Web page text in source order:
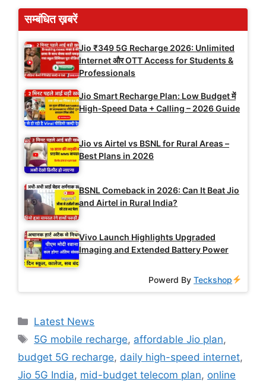
सम्बंधित ख़बरें
Jio ₹349 5G Recharge 2026: Unlimited
Internet और OTT Access for Students &
Professionals
Jio Smart Recharge Plan: Low Budget में
High‑Speed Data + Calling – 2026 Guide
Jio vs Airtel vs BSNL for Rural Areas –
Best Plans in 2026
BSNL Comeback in 2026: Can It Beat Jio
and Airtel in Rural India?
Vivo Launch Highlights Upgraded
Imaging and Extended Battery Power
Powerd ByTeckshop
Categories
Latest News
Tags
5G mobile recharge, affordable Jio plan,
budget 5G recharge, daily high-speed internet,
Jio 5G India, mid-budget telecom plan, online